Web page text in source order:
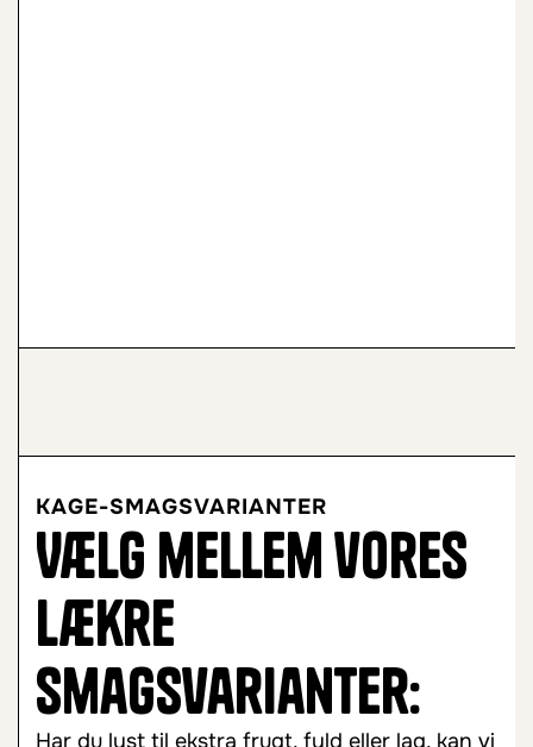
KAGE-SMAGSVARIANTER
Vælg mellem vores
lækre
smagsvarianter:
Har du lyst til ekstra frugt, fyld eller lag, kan vi